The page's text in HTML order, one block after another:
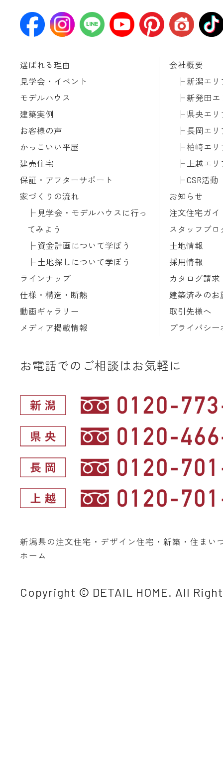
選ばれる理由
見学会・イベント
モデルハウス
建築実例
お客様の声
かっこいい平屋
建売住宅
保証・アフターサポート
家づくりの流れ
見学会・モデルハウスに行っ
てみよう
資金計画について学ぼう
土地探しについて学ぼう
ラインナップ
仕様・構造・断熱
動画ギャラリー
メディア掲載情報
会社概要
新潟エリ
新発田エ
県央エリ
長岡エリ
柏崎エリ
上越エリ
CSR活動
お知らせ
注文住宅ガイ
スタッフブロ
土地情報
採用情報
カタログ請求
建築済みのお
取引先様へ
プライバシー
お電話でのご相談はお気軽に
新潟県の注文住宅・デザイン住宅・新築・住まい
ホーム
Copyright © DETAIL HOME. All